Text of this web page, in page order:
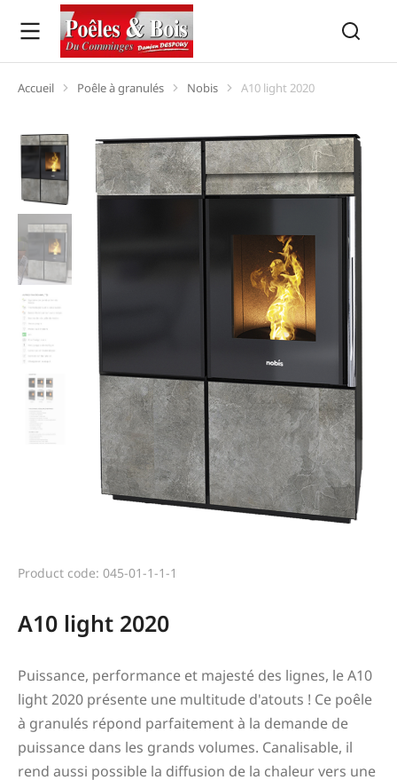
Vous êtes ici :
Accueil Poêle à granulés Nobis A10 light 2020
Product code: 045-01-1-1-1
A10 light 2020
Puissance, performance et majesté des lignes, le A10
light 2020 présente une multitude d'atouts ! Ce poêle
à granulés répond parfaitement à la demande de
puissance dans les grands volumes. Canalisable, il
rend aussi possible la diffusion de la chaleur vers une